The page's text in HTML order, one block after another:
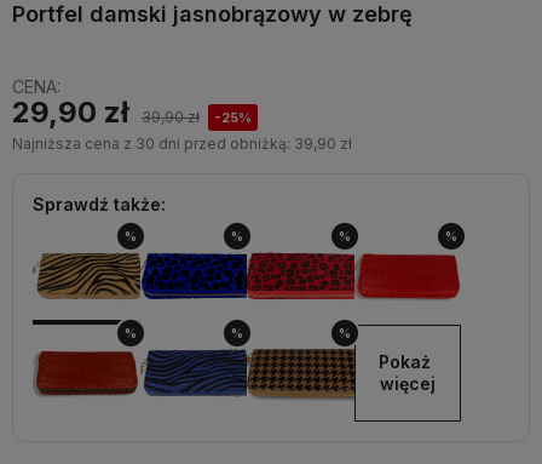
Portfel damski jasnobrązowy w zebrę
CENA:
29,90 zł 39,90 zł -25%
Najniższa cena z 30 dni przed obniżką: 39,90 zł
Sprawdź także:
% % % %
% % %
Pokaż
więcej